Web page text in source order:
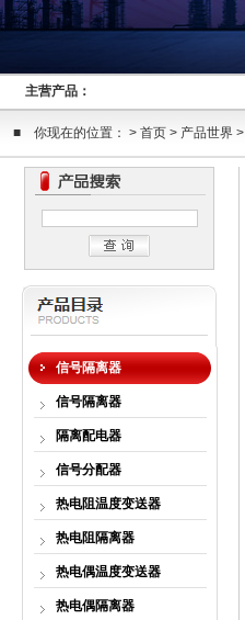
主营产品：
■ 你现在的位置： > 首页 > 产品世界 >
信号隔离器
信号隔离器
隔离配电器
信号分配器
热电阻温度变送器
热电阻隔离器
热电偶温度变送器
热电偶隔离器